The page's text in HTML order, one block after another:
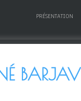
PRÉSENTATION